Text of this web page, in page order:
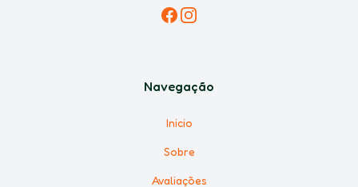
Facebook
Instagram
Navegação
Inicio
Sobre
Avaliações